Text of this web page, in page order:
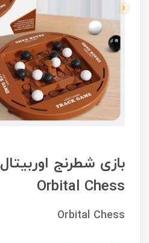
بازی شطرنج اوربیتال
Orbital Chess
Orbital Chess